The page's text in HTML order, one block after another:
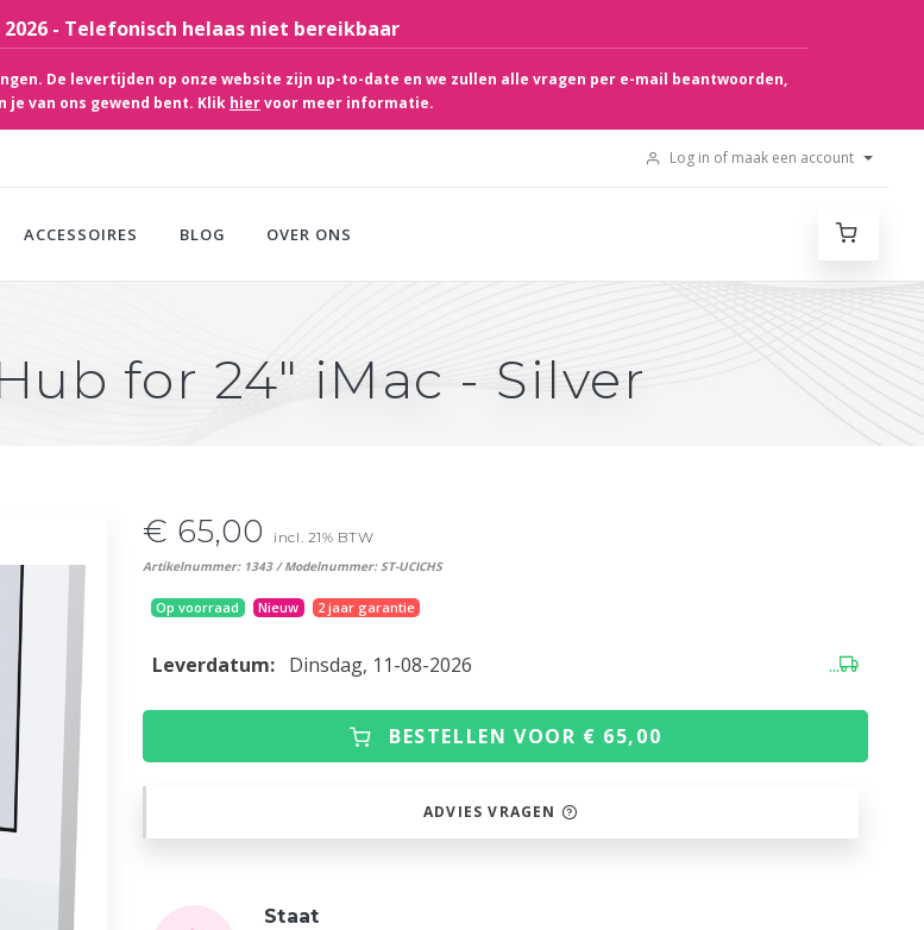
- Telefonisch helaas niet bereikbaar
De levertijden op onze website zijn up-to-date en we zullen alle vragen per e-mail beantwoorden,
je van ons gewend bent. Klik hiervoor meer informatie.
Log in of maak een account
ACCESSOIRES BLOG OVER ONS
for 24" iMac - Silver
€ 65,00 incl. 21% BTW
Artikelnummer: 1343 / Modelnummer: ST-UCICHS
Op voorraad Nieuw 2 jaar garantie
Leverdatum: Dinsdag, 11-08-2026 ...
BESTELLEN VOOR € 65,00
ADVIES VRAGEN
Staat